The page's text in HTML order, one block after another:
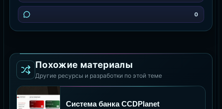
0
Похожие материалы
Другие ресурсы и разработки по этой теме
Система банка CCDPlanet